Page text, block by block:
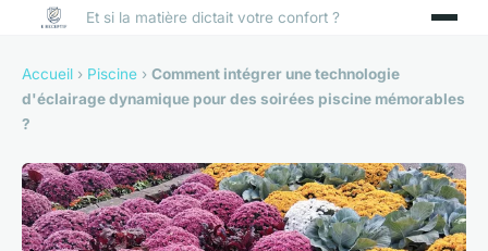
Et si la matière dictait votre confort ?
Accueil › Piscine › Comment intégrer une technologie
d'éclairage dynamique pour des soirées piscine mémorables
?